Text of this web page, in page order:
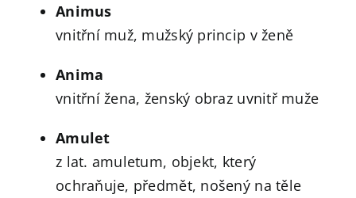
Animus
vnitřní muž, mužský princip v ženě
Anima
vnitřní žena, ženský obraz uvnitř muže
Amulet
z lat. amuletum, objekt, který
ochraňuje, předmět, nošený na těle